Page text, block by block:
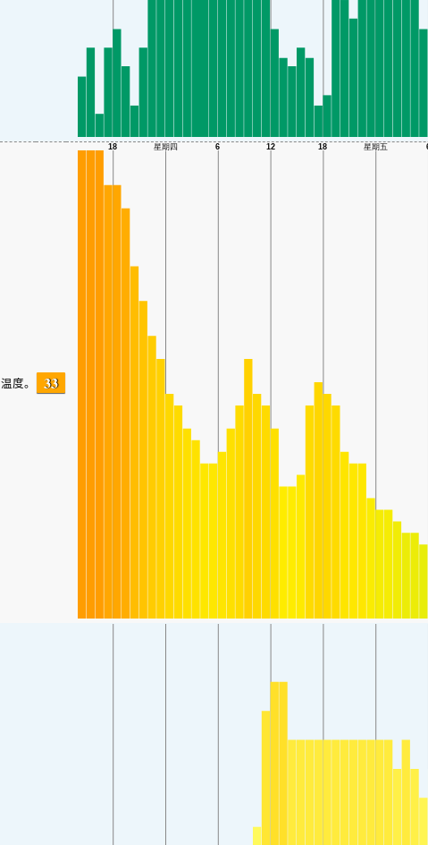
温度。 33